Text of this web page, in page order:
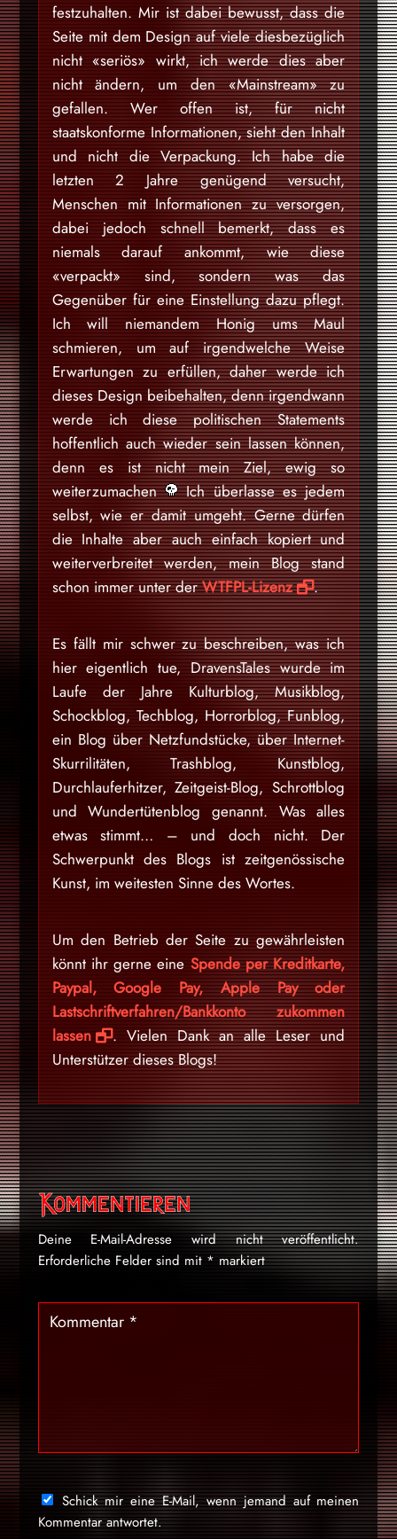
festzuhalten. Mir ist dabei bewusst, dass die
Seite mit dem Design auf viele diesbezüglich
nicht «seriös» wirkt, ich werde dies aber
nicht ändern, um den «Mainstream» zu
gefallen. Wer offen ist, für nicht
staatskonforme Informationen, sieht den Inhalt
und nicht die Verpackung. Ich habe die
letzten 2 Jahre genügend versucht,
Menschen mit Informationen zu versorgen,
dabei jedoch schnell bemerkt, dass es
niemals darauf ankommt, wie diese
«verpackt» sind, sondern was das
Gegenüber für eine Einstellung dazu pflegt.
Ich will niemandem Honig ums Maul
schmieren, um auf irgendwelche Weise
Erwartungen zu erfüllen, daher werde ich
dieses Design beibehalten, denn irgendwann
werde ich diese politischen Statements
hoffentlich auch wieder sein lassen können,
denn es ist nicht mein Ziel, ewig so
weiterzumachen
Ich überlasse es jedem
selbst, wie er damit umgeht. Gerne dürfen
die Inhalte aber auch einfach kopiert und
weiterverbreitet werden, mein Blog stand
schon immer unter derWTFPL-Lizenz .
Es fällt mir schwer zu beschreiben, was ich
hier eigentlich tue, DravensTales wurde im
Laufe der Jahre Kulturblog, Musikblog,
Schockblog, Techblog, Horrorblog, Funblog,
ein Blog über Netzfundstücke, über Internet-
Skurrilitäten, Trashblog, Kunstblog,
Durchlauferhitzer, Zeitgeist-Blog, Schrottblog
und Wundertütenblog genannt. Was alles
etwas stimmt… – und doch nicht. Der
Schwerpunkt des Blogs ist zeitgenössische
Kunst, im weitesten Sinne des Wortes.
Um den Betrieb der Seite zu gewährleisten
könnt ihr gerne eine Spende per Kreditkarte,
Paypal, Google Pay, Apple Pay oder
Lastschriftverfahren/Bankkonto zukommen
lassen
. Vielen Dank an alle Leser und
Unterstützer dieses Blogs!
Kommentieren
Deine E-Mail-Adresse wird nicht veröffentlicht.
Erforderliche Felder sind mit * markiert
Schick mir eine E-Mail, wenn jemand auf meinen
Kommentar antwortet.